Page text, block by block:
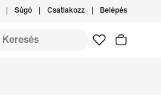
Súgó Csatlakozz Belépés